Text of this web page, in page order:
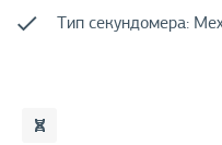
Тип секундомера: